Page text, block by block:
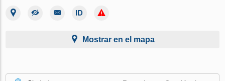
Mostrar en el mapa